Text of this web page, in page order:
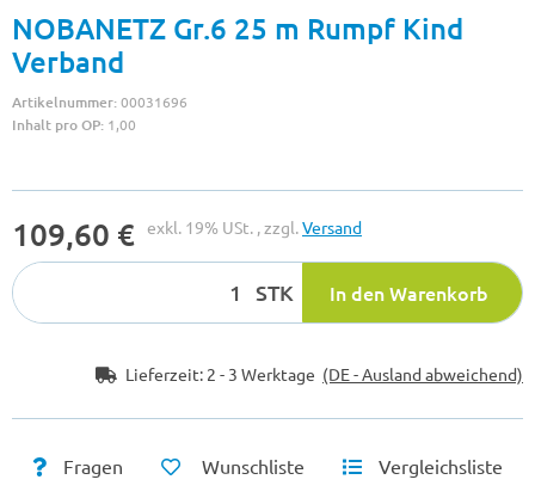
NOBANETZ Gr.6 25 m Rumpf Kind
Verband
Artikelnummer:00031696
Inhalt pro OP: 1,00
109,60 € exkl. 19% USt. , zzgl.Versand
STK In den Warenkorb
Lieferzeit: 2 - 3 Werktage (DE - Ausland abweichend)
Fragen Wunschliste Vergleichsliste